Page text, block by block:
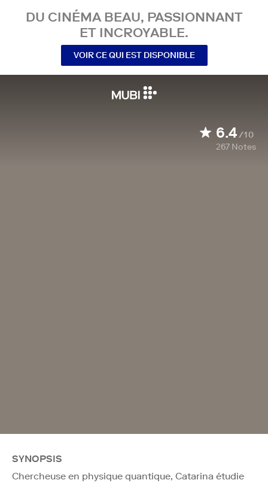
DU CINÉMA BEAU, PASSIONNANT
ET INCROYABLE.
VOIR CE QUI EST DISPONIBLE
6.4/10
267 Notes
SYNOPSIS
Chercheuse en physique quantique, Catarina étudie